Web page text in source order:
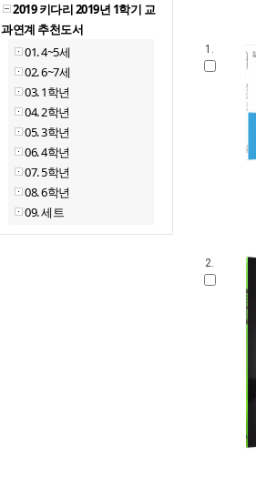
2019 키다리 2019년 1학기 교
과연계 추천도서
01. 4~5세
02. 6~7세
03. 1학년
04. 2학년
05. 3학년
06. 4학년
07. 5학년
08. 6학년
09. 세트
1.
2.